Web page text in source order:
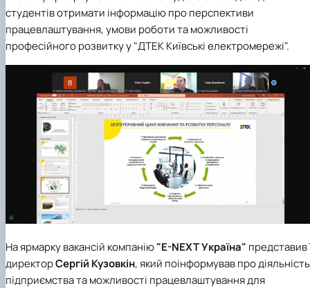
студентів отримати інформацію про перспективи
працевлаштування, умови роботи та можливості
професійного розвитку у "ДТЕК Київські електромережі".
На ярмарку вакансій компанію"E-NEXT Україна" представив
директорСергій Кузовкін, який поінформував про діяльність
підприємства та можливості працевлаштування для